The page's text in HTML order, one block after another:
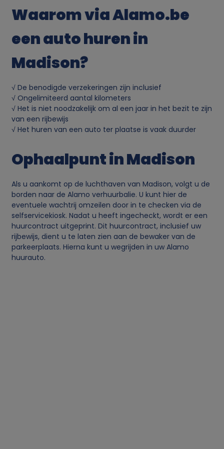
Waarom via Alamo.be
een auto huren in
Madison?
√ De benodigde verzekeringen zijn inclusief
√ Ongelimiteerd aantal kilometers
√ Het is niet noodzakelijk om al een jaar in het bezit te zijn
van een rijbewijs
√ Het huren van een auto ter plaatse is vaak duurder
Ophaalpunt in Madison
Als u aankomt op de luchthaven van Madison, volgt u de
borden naar de Alamo verhuurbalie. U kunt hier de
eventuele wachtrij omzeilen door in te checken via de
selfservicekiosk. Nadat u heeft ingecheckt, wordt er een
huurcontract uitgeprint. Dit huurcontract, inclusief uw
rijbewijs, dient u te laten zien aan de bewaker van de
parkeerplaats. Hierna kunt u wegrijden in uw Alamo
huurauto.